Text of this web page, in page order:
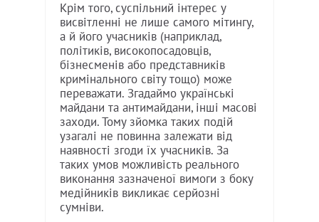
Крім того, суспільний інтерес у
висвітленні не лише самого мітингу,
а й його учасників (наприклад,
політиків, високопосадовців,
бізнесменів або представників
кримінального світу тощо) може
переважати. Згадаймо українські
майдани та антимайдани, інші масові
заходи. Тому зйомка таких подій
узагалі не повинна залежати від
наявності згоди їх учасників. За
таких умов можливість реального
виконання зазначеної вимоги з боку
медійників викликає серйозні
сумніви.